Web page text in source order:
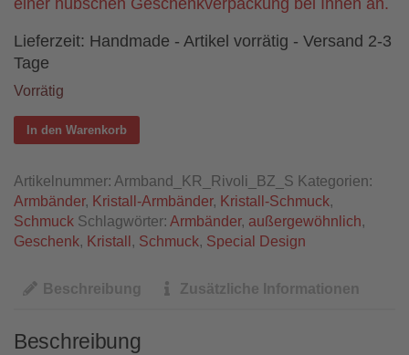
einer hübschen Geschenkverpackung bei Ihnen an.
Lieferzeit: Handmade - Artikel vorrätig - Versand 2-3
Tage
Vorrätig
In den Warenkorb
Artikelnummer: Armband_KR_Rivoli_BZ_S Kategorien:
Armbänder, Kristall-Armbänder, Kristall-Schmuck,
Schmuck Schlagwörter: Armbänder, außergewöhnlich,
Geschenk, Kristall , Schmuck, Special Design
Beschreibung Zusätzliche Informationen
Beschreibung